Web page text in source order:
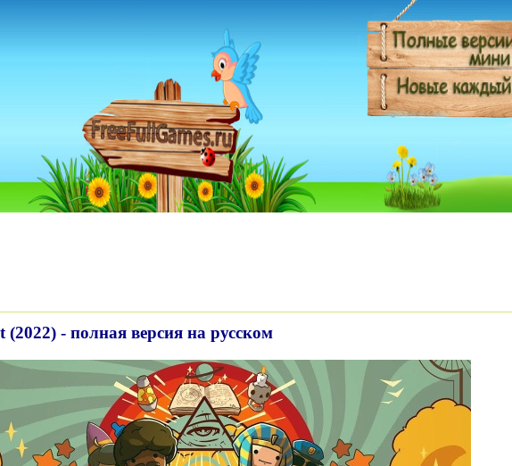
- полная версия на русском